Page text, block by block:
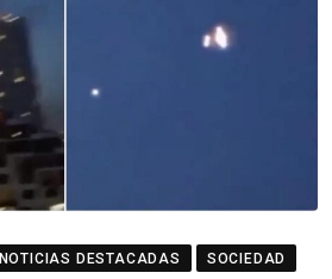
NOTICIAS DESTACADAS SOCIEDAD